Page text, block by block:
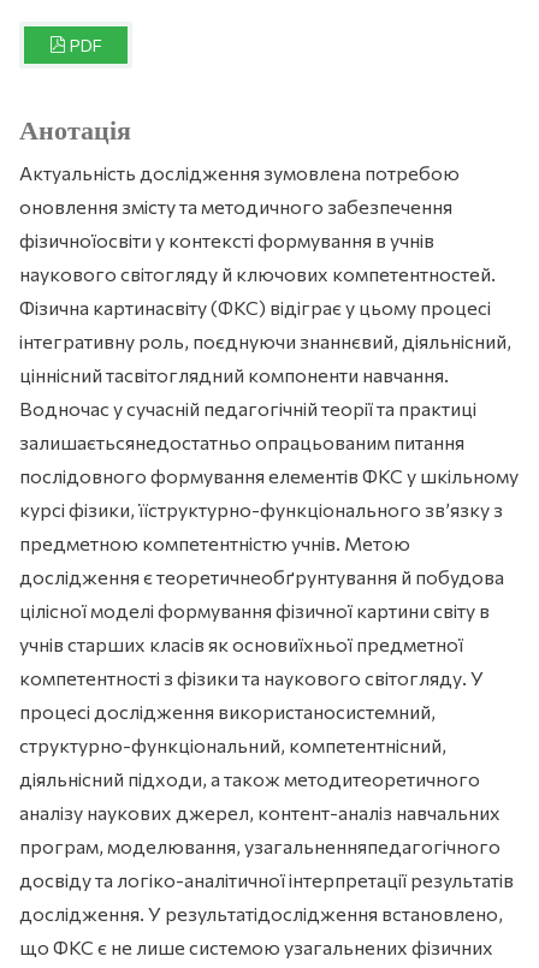
PDF
Анотація
Актуальність дослідження зумовлена потребою
оновлення змісту та методичного забезпечення
фізичноїосвіти у контексті формування в учнів
наукового світогляду й ключових компетентностей.
Фізична картинасвіту (ФКС) відіграє у цьому процесі
інтегративну роль, поєднуючи знаннєвий, діяльнісний,
ціннісний тасвітоглядний компоненти навчання.
Водночас у сучасній педагогічній теорії та практиці
залишаєтьсянедостатньо опрацьованим питання
послідовного формування елементів ФКС у шкільному
курсі фізики, їїструктурно-функціонального зв’язку з
предметною компетентністю учнів. Метою
дослідження є теоретичнеобґрунтування й побудова
цілісної моделі формування фізичної картини світу в
учнів старших класів як основиїхньої предметної
компетентності з фізики та наукового світогляду. У
процесі дослідження використаносистемний,
структурно-функціональний, компетентнісний,
діяльнісний підходи, а також методитеоретичного
аналізу наукових джерел, контент-аналіз навчальних
програм, моделювання, узагальненняпедагогічного
досвіду та логіко-аналітичної інтерпретації результатів
дослідження. У результатідослідження встановлено,
що ФКС є не лише системою узагальнених фізичних